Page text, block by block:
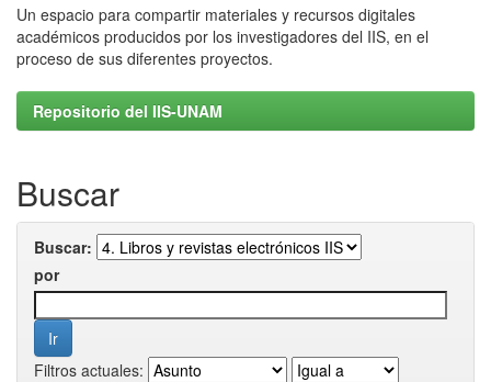
Un espacio para compartir materiales y recursos digitales
académicos producidos por los investigadores del IIS, en el
proceso de sus diferentes proyectos.
Repositorio del IIS-UNAM
Buscar
Buscar:
por
Filtros actuales: